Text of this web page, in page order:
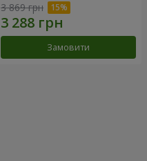
3 869 грн
Замовити